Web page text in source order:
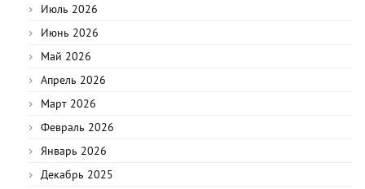
Июль 2026
Июнь 2026
Май 2026
Апрель 2026
Март 2026
Февраль 2026
Январь 2026
Декабрь 2025